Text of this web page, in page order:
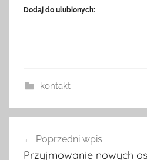
Dodaj do ulubionych:
kontakt
wpisu
Poprzedni wpis
Przyjmowanie nowych